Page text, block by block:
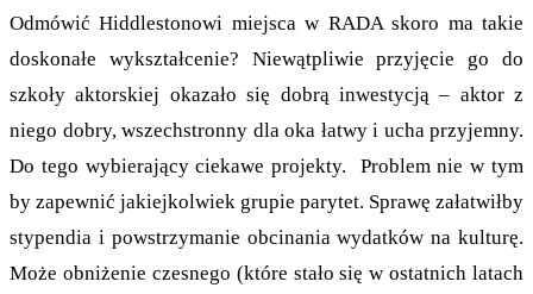
Odmówić Hiddlestonowi miejsca w RADA skoro ma takie
doskonałe wykształcenie? Niewątpliwie przyjęcie go do
szkoły aktorskiej okazało się dobrą inwestycją – aktor z
niego dobry, wszechstronny dla oka łatwy i ucha przyjemny.
Do tego wybierający ciekawe projekty. Problem nie w tym
by zapewnić jakiejkolwiek grupie parytet. Sprawę załatwiłby
stypendia i powstrzymanie obcinania wydatków na kulturę.
Może obniżenie czesnego (które stało się w ostatnich latach